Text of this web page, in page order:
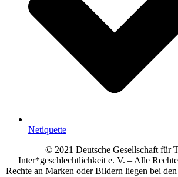
Netiquette
© 2021 Deutsche Gesellschaft für
Inter*geschlechtlichkeit e. V. – Alle
Rechte an Marken oder Bildern liegen bei